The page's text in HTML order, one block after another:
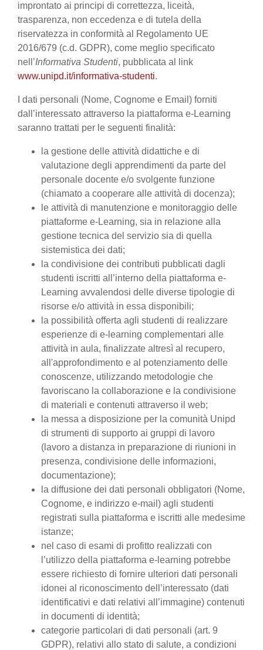
improntato ai principi di correttezza, liceità,
trasparenza, non eccedenza e di tutela della
riservatezza in conformità al Regolamento UE
2016/679 (c.d. GDPR), come meglio specificato
nell’Informativa Studenti, pubblicata al link
www.unipd.it/informativa-studenti.
I dati personali (Nome, Cognome e Email) forniti
dall’interessato attraverso la piattaforma e-Learning
saranno trattati per le seguenti finalità:
la gestione delle attività didattiche e di
valutazione degli apprendimenti da parte del
personale docente e/o svolgente funzione
(chiamato a cooperare alle attività di docenza);
le attività di manutenzione e monitoraggio delle
piattaforme e-Learning, sia in relazione alla
gestione tecnica del servizio sia di quella
sistemistica dei dati;
la condivisione dei contributi pubblicati dagli
studenti iscritti all’interno della piattaforma e-
Learning avvalendosi delle diverse tipologie di
risorse e/o attività in essa disponibili;
la possibilità offerta agli studenti di realizzare
esperienze di e-learning complementari alle
attività in aula, finalizzate altresì al recupero,
all'approfondimento e al potenziamento delle
conoscenze, utilizzando metodologie che
favoriscano la collaborazione e la condivisione
di materiali e contenuti attraverso il web;
la messa a disposizione per la comunità Unipd
di strumenti di supporto ai gruppi di lavoro
(lavoro a distanza in preparazione di riunioni in
presenza, condivisione delle informazioni,
documentazione);
la diffusione dei dati personali obbligatori (Nome,
Cognome, e indirizzo e-mail) agli studenti
registrati sulla piattaforma e iscritti alle medesime
istanze;
nel caso di esami di profitto realizzati con
l’utilizzo della piattaforma e-learning potrebbe
essere richiesto di fornire ulteriori dati personali
idonei al riconoscimento dell’interessato (dati
identificativi e dati relativi all’immagine) contenuti
in documenti di identità;
categorie particolari di dati personali (art. 9
GDPR), relativi allo stato di salute, a condizioni